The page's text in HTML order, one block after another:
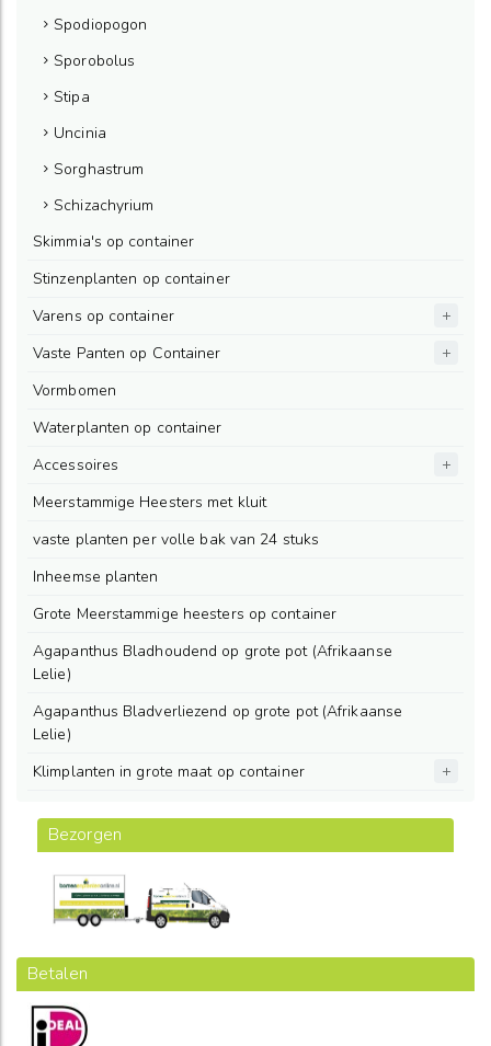
Spodiopogon
Sporobolus
Stipa
Uncinia
Sorghastrum
Schizachyrium
Skimmia's op container
Stinzenplanten op container
Varens op container
Vaste Panten op Container
Vormbomen
Waterplanten op container
Accessoires
Meerstammige Heesters met kluit
vaste planten per volle bak van 24 stuks
Inheemse planten
Grote Meerstammige heesters op container
Agapanthus Bladhoudend op grote pot (Afrikaanse
Lelie)
Agapanthus Bladverliezend op grote pot (Afrikaanse
Lelie)
Klimplanten in grote maat op container
Bezorgen
Betalen